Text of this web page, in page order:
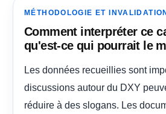
MÉTHODOLOGIE ET INVALIDATION
Comment interpréter ce
qu'est-ce qui pourrait le
Les données recueillies sont
discussions autour du DXY
réduire à des slogans. Les